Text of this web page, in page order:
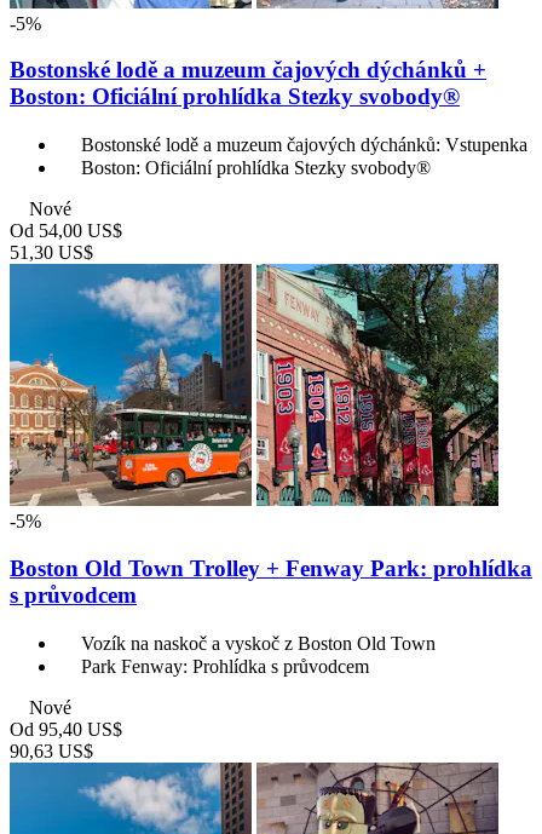
-5%
Bostonské lodě a muzeum čajových dýchánků +
Boston: Oficiální prohlídka Stezky svobody®
Bostonské lodě a muzeum čajových dýchánků: Vstupenka
Boston: Oficiální prohlídka Stezky svobody®
Nové
Od 54,00 US$
51,30 US$
-5%
Boston Old Town Trolley + Fenway Park: prohlídka
s průvodcem
Vozík na naskoč a vyskoč z Boston Old Town
Park Fenway: Prohlídka s průvodcem
Nové
Od 95,40 US$
90,63 US$